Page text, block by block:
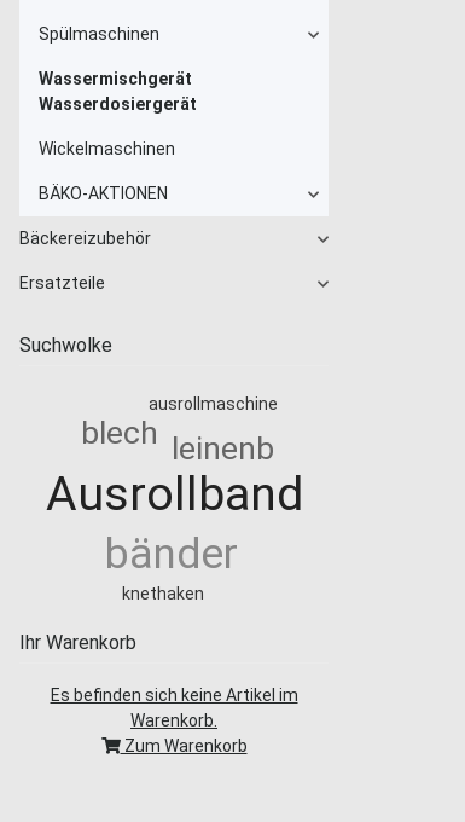
Spülmaschinen
Wassermischgerät
Wasserdosiergerät
Wickelmaschinen
BÄKO-AKTIONEN
Bäckereizubehör
Ersatzteile
Suchwolke
Ausrollband
bänder
leinenb
blech
ausrollmaschine
knethaken
Ihr Warenkorb
Es befinden sich keine Artikel im
Warenkorb.
Zum Warenkorb